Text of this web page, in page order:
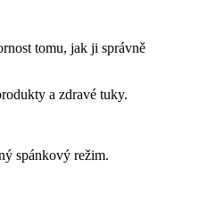
tomu, jak ji správně
a zdravé tuky.
spánkový režim.